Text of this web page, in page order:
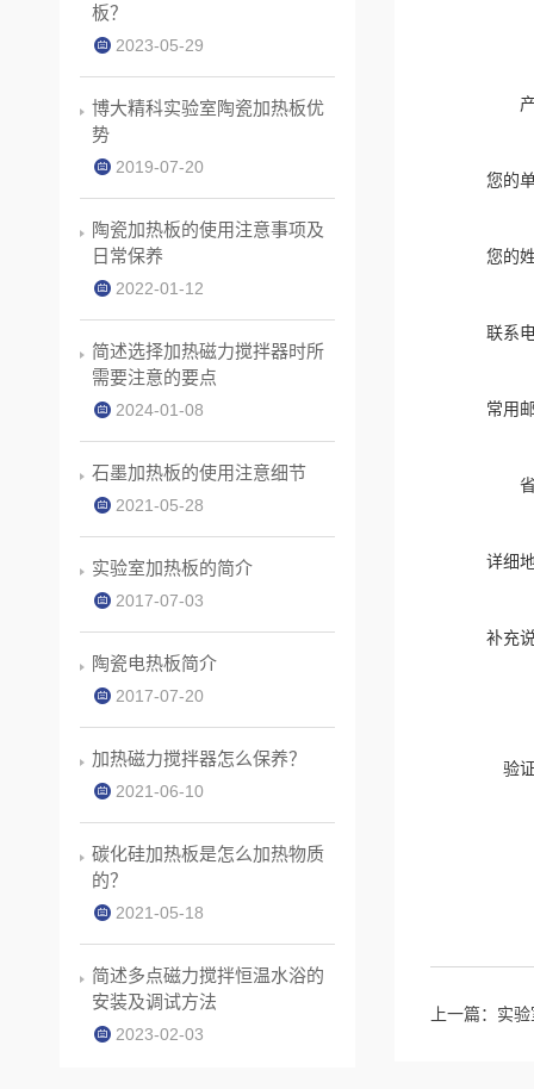
您的
您的
联系
常用
详细
补充
验
上一篇： 实
板？
2023-05-29
博大精科实验室陶瓷加热板优
势
2019-07-20
陶瓷加热板的使用注意事项及
日常保养
2022-01-12
简述选择加热磁力搅拌器时所
需要注意的要点
2024-01-08
石墨加热板的使用注意细节
2021-05-28
实验室加热板的简介
2017-07-03
陶瓷电热板简介
2017-07-20
加热磁力搅拌器怎么保养？
2021-06-10
碳化硅加热板是怎么加热物质
的？
2021-05-18
简述多点磁力搅拌恒温水浴的
安装及调试方法
2023-02-03